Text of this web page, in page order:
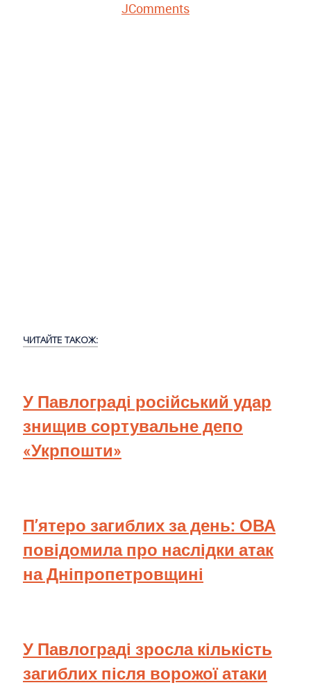
JComments
ЧИТАЙТЕ ТАКОЖ:
У Павлограді російський удар
знищив сортувальне депо
«Укрпошти»
П’ятеро загиблих за день: ОВА
повідомила про наслідки атак
на Дніпропетровщині
У Павлограді зросла кількість
загиблих після ворожої атаки